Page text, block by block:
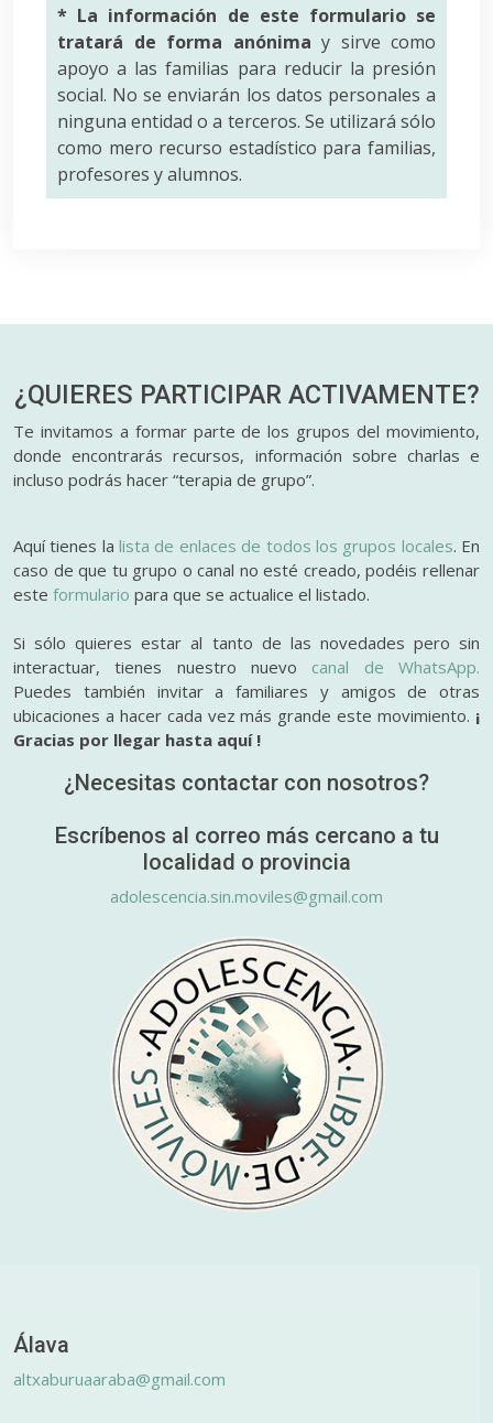
* La información de este formulario se
tratará de forma anónima y sirve como
apoyo a las familias para reducir la presión
social. No se enviarán los datos personales a
ninguna entidad o a terceros. Se utilizará sólo
como mero recurso estadístico para familias,
profesores y alumnos.
¿QUIERES PARTICIPAR ACTIVAMENTE?
Te invitamos a formar parte de los grupos del movimiento,
donde encontrarás recursos, información sobre charlas e
incluso podrás hacer “terapia de grupo”.
Aquí tienes lalista de enlaces de todos los grupos locales. En
caso de que tu grupo o canal no esté creado, podéis rellenar
este formulario para que se actualice el listado.
Si sólo quieres estar al tanto de las novedades pero sin
interactuar, tienes nuestro nuevo canal de WhatsApp.
Puedes también invitar a familiares y amigos de otras
ubicaciones a hacer cada vez más grande este movimiento. ¡
Gracias por llegar hasta aquí !
¿Necesitas contactar con nosotros?
Escríbenos al correo más cercano a tu
localidad o provincia
adolescencia.sin.moviles@gmail.com
Álava
altxaburuaaraba@gmail.com